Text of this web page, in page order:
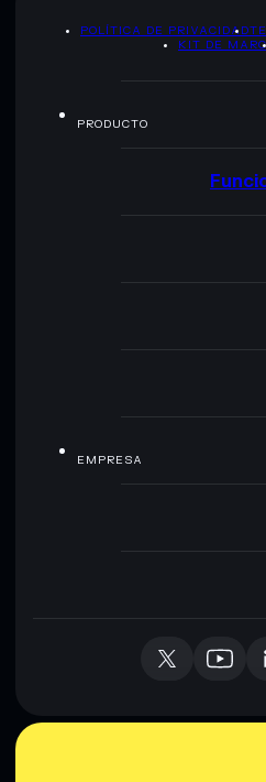
POLÍTICA DE PRIVACIDAD
KIT DE
PRODUCTO
EMPRESA